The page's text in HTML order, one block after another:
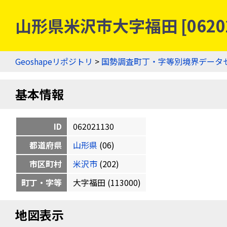
山形県米沢市大字福田
Geoshapeリポジトリ > 国勢調査町丁・字等別境界データ
基本情報
ID
062021130
都道府県
山形県 (06)
市区町村
米沢市 (202)
町丁・字等
大字福田 (113000)
地図表示